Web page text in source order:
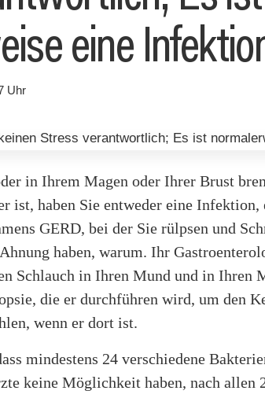
eine
Uhr
in Ihrem Magen oder Ihrer Brust
ist, haben Sie entweder eine Infektion,
GERD, bei der Sie rülpsen und
haben, warum. Ihr
Schlauch in Ihren Mund und in Ihren
die er durchführen wird, um den
wenn er dort ist.
mindestens 24 verschiedene
keine Möglichkeit haben, nach allen